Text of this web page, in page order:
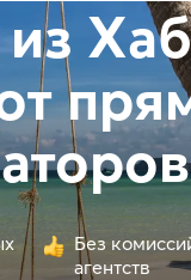
Без
агентств